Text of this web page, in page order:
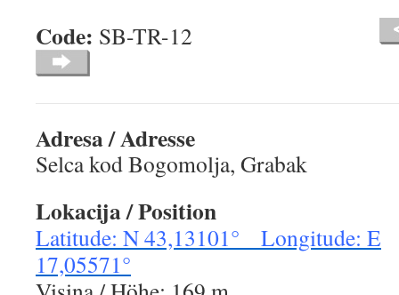
Code: SB-TR-12
Adresa / Adresse
Selca kod Bogomolja, Grabak
Lokacija / Position
Latitude: N 43,13101° Longitude: E
17,05571°